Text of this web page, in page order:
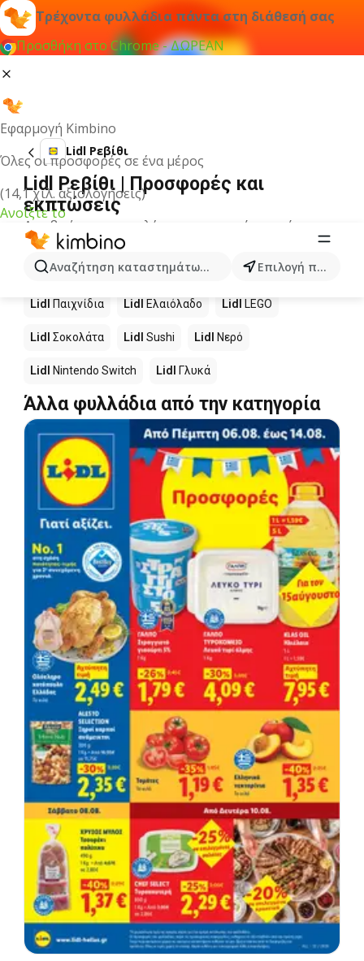
Τρέχοντα φυλλάδια πάντα στη διάθεσή σας
Προσθήκη στο Chrome - ΔΩΡΕΑΝ
Εφαρμογή Kimbino
Όλες οι προσφορές σε ένα μέρος
(14,1 χιλ. αξιολογήσεις)
Ανοίξτε το
Αναζήτηση καταστημάτων, κατηγοριών, προϊόντων...
Επιλογή πόλης
Lidl Ρεβίθι
Lidl Ρεβίθι | Προσφορές και
εκπτώσεις
Δεν βρήκαμε αποτελέσματα για αυτόν τον όρο.
Άλλα προϊόντα στα καταστήματα
Lidl
Lidl Παιχνίδια Lidl Ελαιόλαδο Lidl LEGO
Lidl Σοκολάτα Lidl Sushi Lidl Νερό
Lidl Nintendo Switch Lidl Γλυκά
Άλλα φυλλάδια από την κατηγορία